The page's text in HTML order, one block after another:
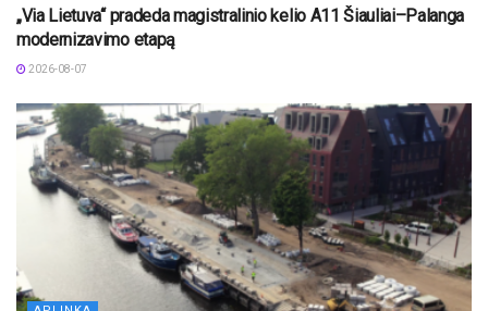
„Via Lietuva“ pradeda magistralinio kelio A11 Šiauliai–Palanga
modernizavimo etapą
2026-08-07